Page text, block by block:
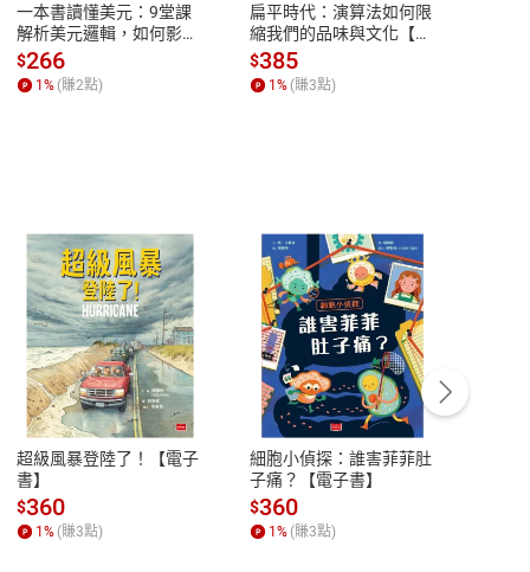
史與法律之間。代表作有《法律的故事》等書，在
策劃和創作。
40堂公開課》等書。
期
解
性
參
客服資訊
服務時間：週一到週五 10:00-12:00、
13:00-17:00 (國定假日及例假日休息)
客服電話：0080-1857077
一本書讀懂美元：9堂課
解析美元邏輯，如何影響
全球經濟和每個人的投資
【電子書】
$266
1% (賺2點)
扁平時代：演算法如何限
縮我們的品味與文化【電
子書】
$385
1% (賺3點)
超級風暴登陸了！【電子
書】
$360
1% (賺3點)
細胞小偵探：誰害菲菲肚
子痛？【電子書】
$360
1% (賺3點)